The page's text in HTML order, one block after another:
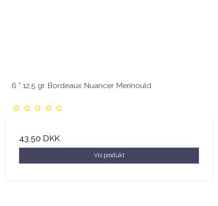
6 * 12,5 gr. Bordeaux Nuancer Merinould
43,50 DKK
Vis produkt